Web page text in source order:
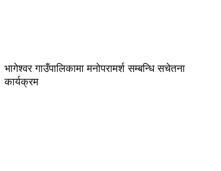
भागेश्वर गाउँपालिकामा मनोपरामर्श सम्बन्धि सचेतना
कार्यक्रम